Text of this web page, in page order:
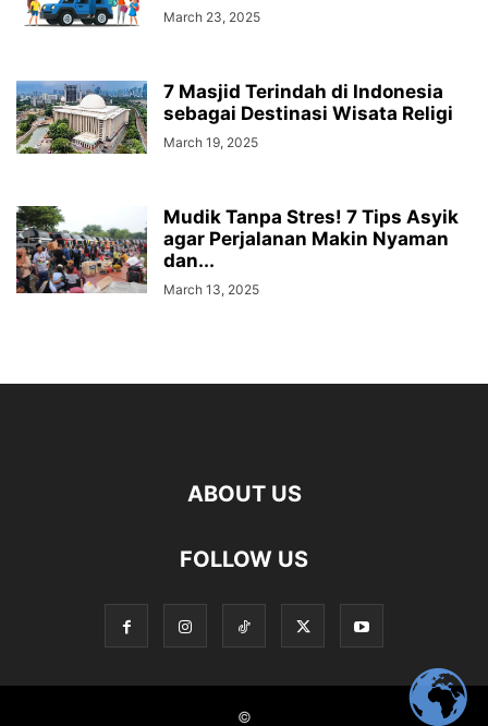
March 23, 2025
7 Masjid Terindah di Indonesia
sebagai Destinasi Wisata Religi
March 19, 2025
Mudik Tanpa Stres! 7 Tips Asyik
agar Perjalanan Makin Nyaman
dan...
March 13, 2025
ABOUT US
FOLLOW US
©